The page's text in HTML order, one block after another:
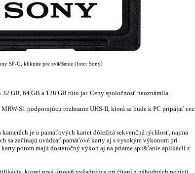
SF-G, kliknite pre zväčšenie (foto: Sony)
GB, 64 GB a 128 GB túto jar. Ceny spoločnosť neoznámila.
S1 podporujúcu rozhranie UHS-II, ktorá sa bude k PC pripájať cez
je u pamäťových kariet dôležitá sekvenčná rýchlosť, najmä
sa začínajú uvádzať pamäťové karty aj s vysokým výkonom pri
potom majú dostatočný výkon aj na priame spúšťanie aplikácií z